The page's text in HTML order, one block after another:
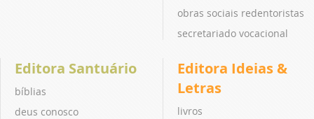
obras sociais redentoristas
secretariado vocacional
Editora Santuário
bíblias
deus conosco
Editora Ideias &
Letras
livros